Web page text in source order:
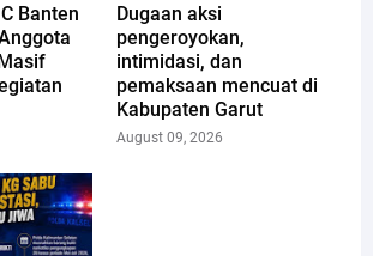
Banten
Dugaan aksi
pengeroyokan,
intimidasi, dan
pemaksaan mencuat di
Kabupaten Garut
August 09, 2026